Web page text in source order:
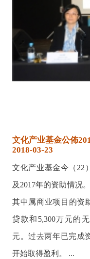
文化产业基金公佈
2018-03-23
文化产业基金今（22
及2017年的资助情况
其中属商业项目的资
贷款和5,300万元的
元。过去两年已完成
开始取得盈利。 ...